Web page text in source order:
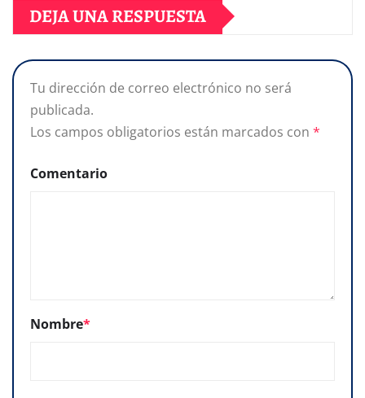
DEJA UNA RESPUESTA
Tu dirección de correo electrónico no será
publicada.
Los campos obligatorios están marcados con *
Comentario
Nombre*